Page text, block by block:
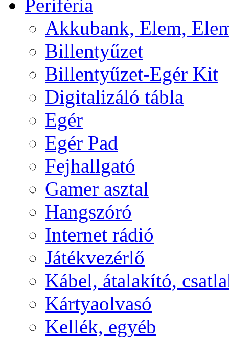
Periféria
Akkubank, Elem,
Billentyűzet
Billentyűzet-Egér Kit
Digitalizáló tábla
Egér
Egér Pad
Fejhallgató
Gamer asztal
Hangszóró
Internet rádió
Játékvezérlő
Kábel, átalakító,
Kártyaolvasó
Kellék, egyéb